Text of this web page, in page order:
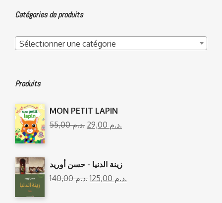
Catégories de produits
Sélectionner une catégorie
Produits
MON PETIT LAPIN
55,00
د.م. 29,00 د.م.
زينة الدنيا - حسن أوريد
140,00
د.م. 125,00 د.م.